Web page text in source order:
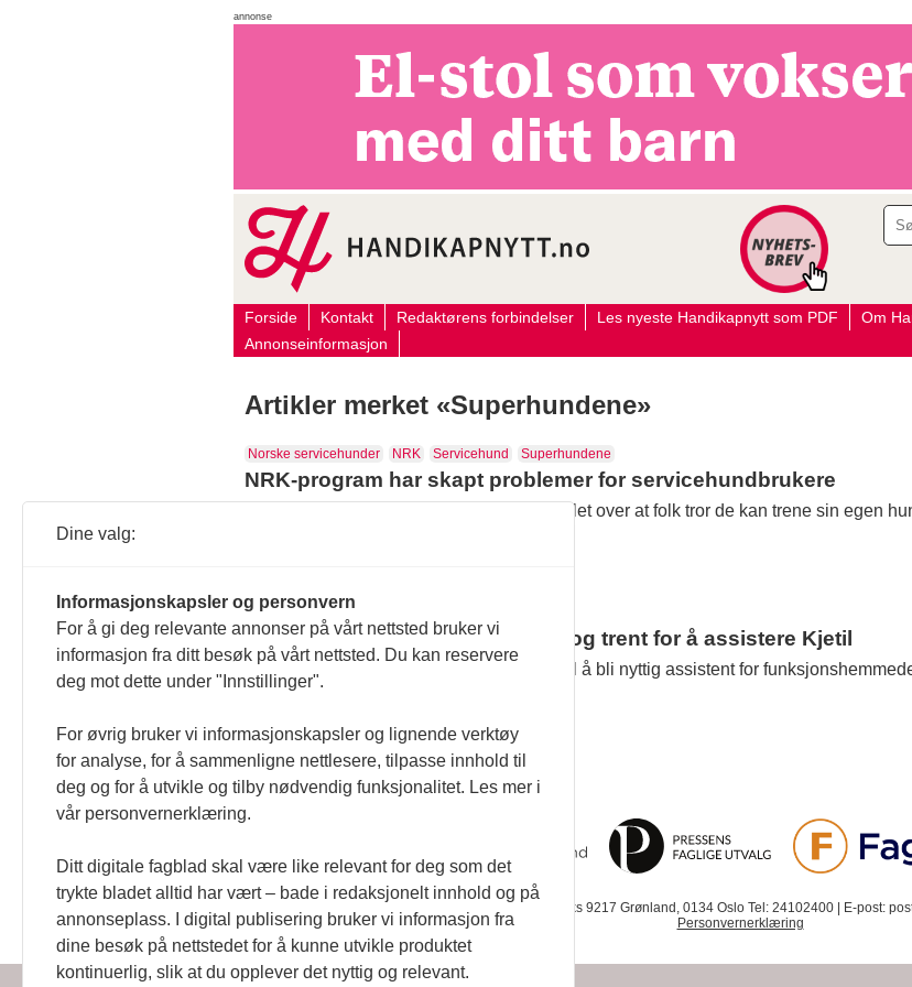
annonse
Forside Kontakt Redaktørens forbindelser Les nyeste Handikapnytt som PDF Om
Annonseinformasjon
Artikler merket «Superhundene»
Norske servicehunder NRK Servicehund Superhundene
NRK-program har skapt problemer for servicehundbrukere
Foreningen Norske servicehunder er fortvilet over at folk tror de kan trene sin egen
NRK Servicehunder
Hjemløse Lucky blir omplassert og trent for å assistere Kjetil
Kan en forlatt omplasseringshund trenes til å bli nyttig assistent for
dokumentarserien «Superhundene».
Handikapnytt | Schweigaardsgt. 12 | Postboks 9217 Grønland, 0134 Oslo Tel: 24102400 | E-post:
Personvernerklæring
Dine valg:
Informasjonskapsler og personvern
For å gi deg relevante annonser på vårt nettsted bruker vi
informasjon fra ditt besøk på vårt nettsted. Du kan reservere
deg mot dette under "Innstillinger".
For øvrig bruker vi informasjonskapsler og lignende verktøy
for analyse, for å sammenligne nettlesere, tilpasse innhold til
deg og for å utvikle og tilby nødvendig funksjonalitet. Les mer i
vår personvernerklæring.
Ditt digitale fagblad skal være like relevant for deg som det
trykte bladet alltid har vært – bade i redaksjonelt innhold og på
annonseplass. I digital publisering bruker vi informasjon fra
dine besøk på nettstedet for å kunne utvikle produktet
kontinuerlig, slik at du opplever det nyttig og relevant.